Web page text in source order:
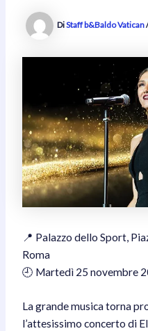
DiStaff b&Baldo Vatican
📍 Palazzo dello Sport,
Roma
🕘 Martedì 25 novembre
La grande musica torna
l’attesissimo concerto di